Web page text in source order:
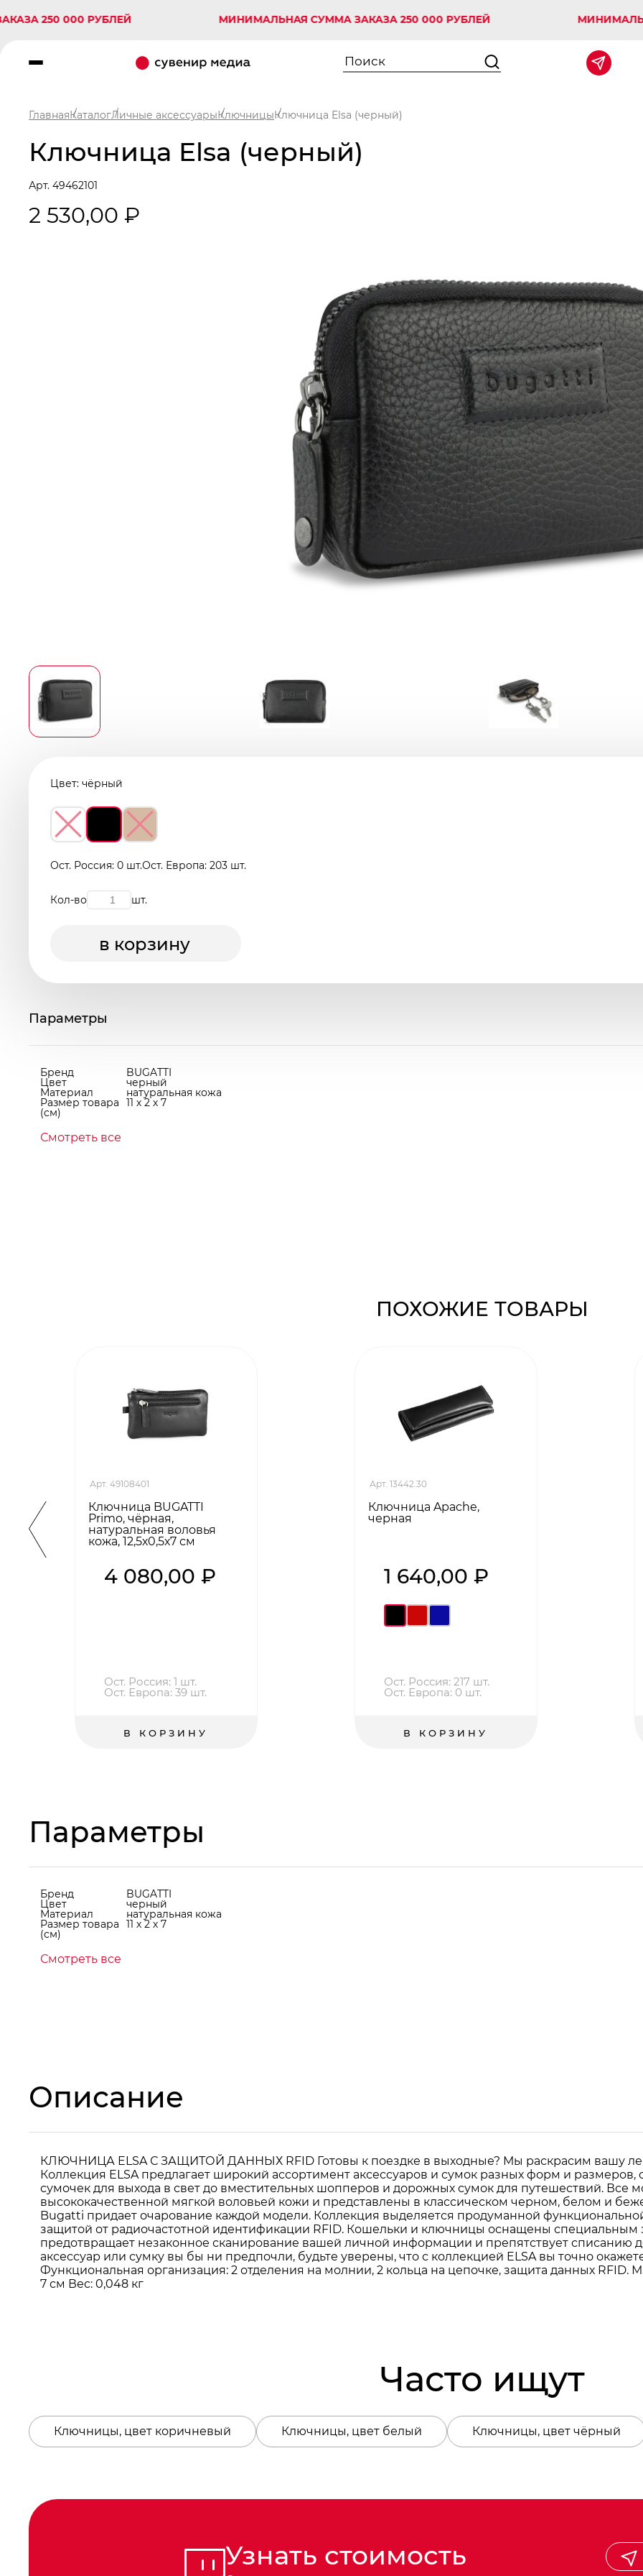
000 РУБЛЕЙ МИНИМАЛЬНАЯ СУММА ЗАКАЗА 250 000 РУБЛЕЙ МИНИМАЛЬНАЯ
ГлавнаяКаталогЛичные аксессуарыКлючницыКлючница Elsa (черный)
Ключница Elsa (черный)
Арт. 49462101
2 530,00 ₽
Цвет: чёрный
Ост. Россия: 0 шт.Ост. Европа: 203 шт.
Кол-во шт.
в корзину
Параметры
Бренд BUGATTI
Цвет черный
Материал натуральная кожа
Размер товара
(см)
11 х 2 х 7
Смотреть все
ПОХОЖИЕ ТОВАРЫ
Арт. 49108401
Ключница BUGATTI
Primo, чёрная,
натуральная воловья
кожа, 12,5х0,5х7 см
4 080,00 ₽
Ост. Россия: 1 шт.
Ост. Европа: 39 шт.
В КОРЗИНУ
Арт. 13442.30
Ключница Apache,
черная
1 640,00 ₽
Ост. Россия: 217 шт.
Ост. Европа: 0 шт.
В КОРЗИНУ
Параметры
Бренд BUGATTI
Цвет черный
Материал натуральная кожа
Размер товара
(см)
11 х 2 х 7
Смотреть все
Описание
КЛЮЧНИЦА ELSA С ЗАЩИТОЙ ДАННЫХ RFID Готовы к поездке в выходные? Мы раскрасим вашу
Коллекция ELSA предлагает широкий ассортимент аксессуаров и сумок разных форм и
сумочек для выхода в свет до вместительных шопперов и дорожных сумок для путешествий. Все
высококачественной мягкой воловьей кожи и представлены в классическом черном, белом и
Bugatti придает очарование каждой модели. Коллекция выделяется продуманной
защитой от радиочастотной идентификации RFID. Кошельки и ключницы оснащены
предотвращает незаконное сканирование вашей личной информации и препятствует списанию
аксессуар или сумку вы бы ни предпочли, будьте уверены, что с коллекцией ELSA вы точно
Функциональная организация: 2 отделения на молнии, 2 кольца на цепочке, защита данных RFID.
7 см Вес: 0,048 кг
Часто ищут
Ключницы, цвет коричневый Ключницы, цвет белый Ключницы, цвет чёрный
Узнать стоимость